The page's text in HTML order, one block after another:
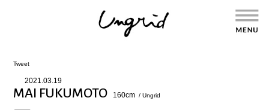
Tweet
2021.03.19
MAI FUKUMOTO 160cm / Ungrid